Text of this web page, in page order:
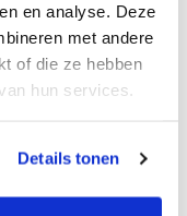
en analyse. Deze
met andere
of die ze hebben
hun services.
Details tonen